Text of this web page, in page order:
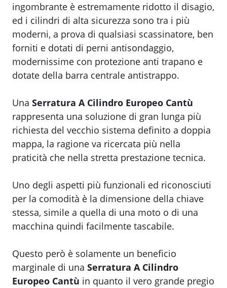
ingombrante è estremamente ridotto il disagio,
ed i cilindri di alta sicurezza sono tra i più
moderni, a prova di qualsiasi scassinatore, ben
forniti e dotati di perni antisondaggio,
modernissime con protezione anti trapano e
dotate della barra centrale antistrappo.
Una Serratura A Cilindro Europeo Cantù
rappresenta una soluzione di gran lunga più
richiesta del vecchio sistema definito a doppia
mappa, la ragione va ricercata più nella
praticità che nella stretta prestazione tecnica.
Uno degli aspetti più funzionali ed riconosciuti
per la comodità è la dimensione della chiave
stessa, simile a quella di una moto o di una
macchina quindi facilmente tascabile.
Questo però è solamente un beneficio
marginale di una Serratura A Cilindro
Europeo Cantù in quanto il vero grande pregio